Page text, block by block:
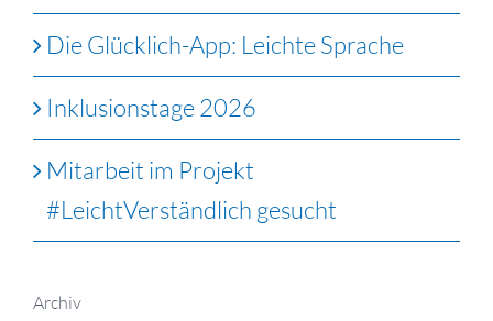
Die Glücklich-App: Leichte Sprache
Inklusionstage 2026
Mitarbeit im Projekt
#LeichtVerständlich gesucht
Archiv